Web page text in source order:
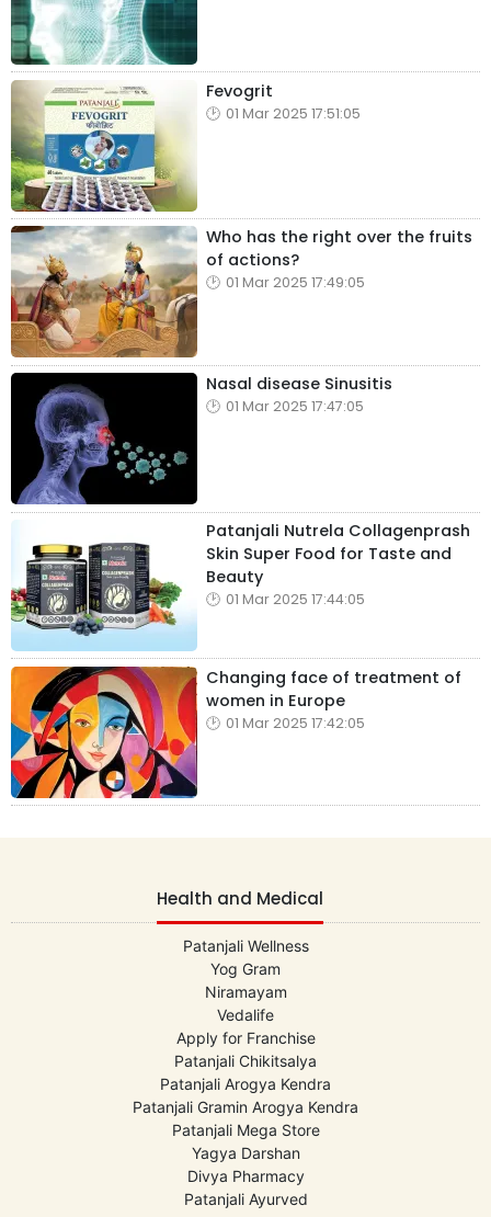
Fevogrit
01 Mar 2025 17:51:05
Who has the right over the fruits
of actions?
01 Mar 2025 17:49:05
Nasal disease Sinusitis
01 Mar 2025 17:47:05
Patanjali Nutrela Collagenprash
Skin Super Food for Taste and
Beauty
01 Mar 2025 17:44:05
Changing face of treatment of
women in Europe
01 Mar 2025 17:42:05
Health and Medical
Patanjali Wellness
Yog Gram
Niramayam
Vedalife
Apply for Franchise
Patanjali Chikitsalya
Patanjali Arogya Kendra
Patanjali Gramin Arogya Kendra
Patanjali Mega Store
Yagya Darshan
Divya Pharmacy
Patanjali Ayurved